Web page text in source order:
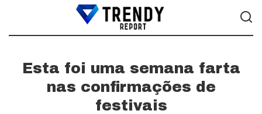
Esta foi uma semana farta
nas confirmações de
festivais